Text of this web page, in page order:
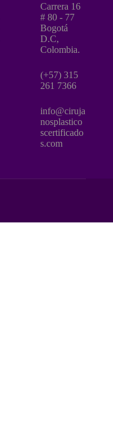
Carrera 16
# 80 - 77
Bogotá
D.C,
Colombia.
(+57) 315
261 7366
info@ciruja
nosplastico
scertificado
s.com